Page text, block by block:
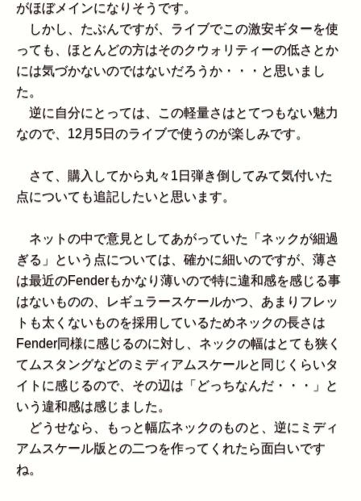
がほぼメインになりそうです。
しかし、たぶんですが、ライブでこの激安ギターを使
っても、ほとんどの方はそのクウォリティーの低さとか
には気づかないのではないだろうか・・・と思いまし
た。
逆に自分にとっては、この軽量さはとてつもない魅力
なので、12月5日のライブで使うのが楽しみです。
さて、購入してから丸々1日弾き倒してみて気付いた
点についても追記したいと思います。
ネットの中で意見としてあがっていた「ネックが細過
ぎる」という点については、確かに細いのですが、薄さ
は最近のFenderもかなり薄いので特に違和感を感じる事
はないものの、レギュラースケールかつ、あまりフレッ
トも太くないものを採用しているためネックの長さは
Fender同様に感じるのに対し、ネックの幅はとても狭く
てムスタングなどのミディアムスケールと同じくらいタ
イトに感じるので、その辺は「どっちなんだ・・・」と
いう違和感は感じました。
どうせなら、もっと幅広ネックのものと、逆にミディ
アムスケール版との二つを作ってくれたら面白いです
ね。